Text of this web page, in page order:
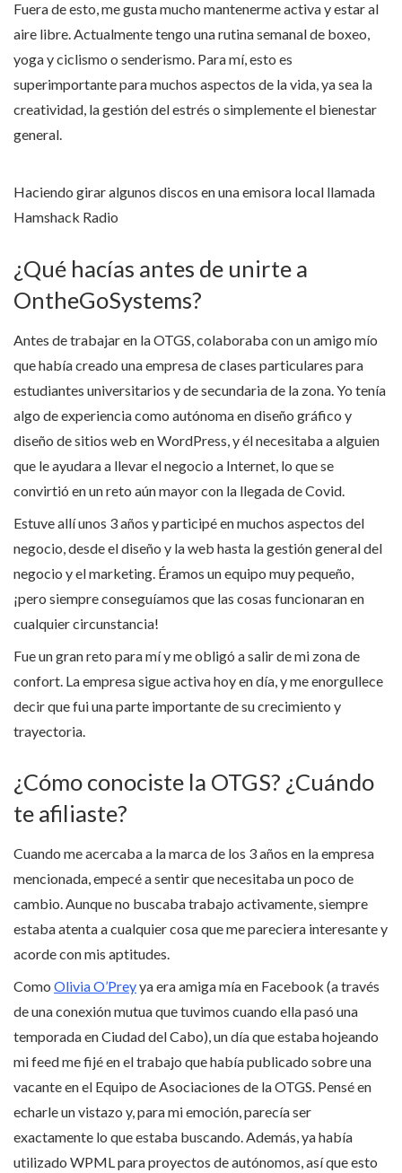
Fuera de esto, me gusta mucho mantenerme activa y estar al
aire libre. Actualmente tengo una rutina semanal de boxeo,
yoga y ciclismo o senderismo. Para mí, esto es
superimportante para muchos aspectos de la vida, ya sea la
creatividad, la gestión del estrés o simplemente el bienestar
general.
Haciendo girar algunos discos en una emisora local llamada
Hamshack Radio
¿Qué hacías antes de unirte a
OntheGoSystems?
Antes de trabajar en la OTGS, colaboraba con un amigo mío
que había creado una empresa de clases particulares para
estudiantes universitarios y de secundaria de la zona. Yo tenía
algo de experiencia como autónoma en diseño gráfico y
diseño de sitios web en WordPress, y él necesitaba a alguien
que le ayudara a llevar el negocio a Internet, lo que se
convirtió en un reto aún mayor con la llegada de Covid.
Estuve allí unos 3 años y participé en muchos aspectos del
negocio, desde el diseño y la web hasta la gestión general del
negocio y el marketing. Éramos un equipo muy pequeño,
¡pero siempre conseguíamos que las cosas funcionaran en
cualquier circunstancia!
Fue un gran reto para mí y me obligó a salir de mi zona de
confort. La empresa sigue activa hoy en día, y me enorgullece
decir que fui una parte importante de su crecimiento y
trayectoria.
¿Cómo conociste la OTGS? ¿Cuándo
te afiliaste?
Cuando me acercaba a la marca de los 3 años en la empresa
mencionada, empecé a sentir que necesitaba un poco de
cambio. Aunque no buscaba trabajo activamente, siempre
estaba atenta a cualquier cosa que me pareciera interesante y
acorde con mis aptitudes.
Como Olivia O’Preyya era amiga mía en Facebook (a través
de una conexión mutua que tuvimos cuando ella pasó una
temporada en Ciudad del Cabo), un día que estaba hojeando
mi feed me fijé en el trabajo que había publicado sobre una
vacante en el Equipo de Asociaciones de la OTGS. Pensé en
echarle un vistazo y, para mi emoción, parecía ser
exactamente lo que estaba buscando. Además, ya había
utilizado WPML para proyectos de autónomos, así que esto